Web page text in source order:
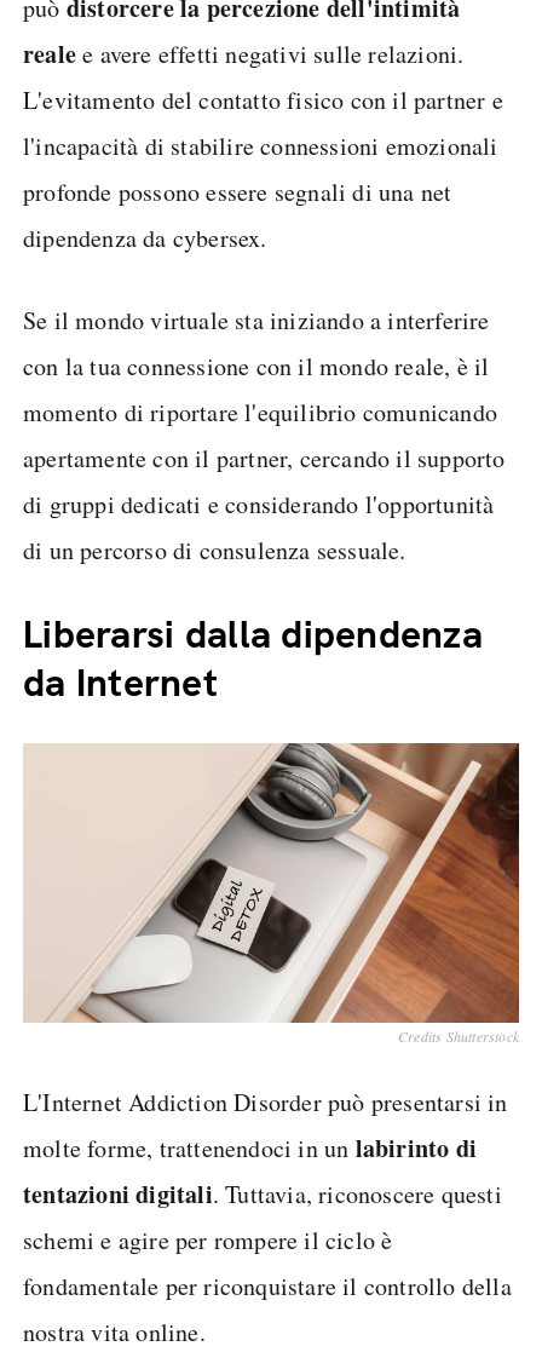
può distorcere la percezione dell'intimità
realee avere effetti negativi sulle relazioni.
L'evitamento del contatto fisico con il partner e
l'incapacità di stabilire connessioni emozionali
profonde possono essere segnali di una net
dipendenza da cybersex.
Se il mondo virtuale sta iniziando a interferire
con la tua connessione con il mondo reale, è il
momento di riportare l'equilibrio comunicando
apertamente con il partner, cercando il supporto
di gruppi dedicati e considerando l'opportunità
di un percorso di consulenza sessuale.
Liberarsi dalla dipendenza
da Internet
Credits Shutterstock
L'Internet Addiction Disorder può presentarsi in
molte forme, trattenendoci in un labirinto di
tentazioni digitali. Tuttavia, riconoscere questi
schemi e agire per rompere il ciclo è
fondamentale per riconquistare il controllo della
nostra vita online.